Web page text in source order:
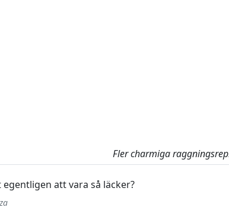
Fler charmiga
att vara så läcker?